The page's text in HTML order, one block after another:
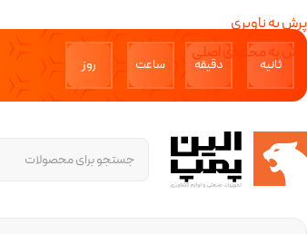
پرش به ناوبری
پرش به محتوای اصلی
روز‌ ساعت دقیقه‌ ثانیه‌